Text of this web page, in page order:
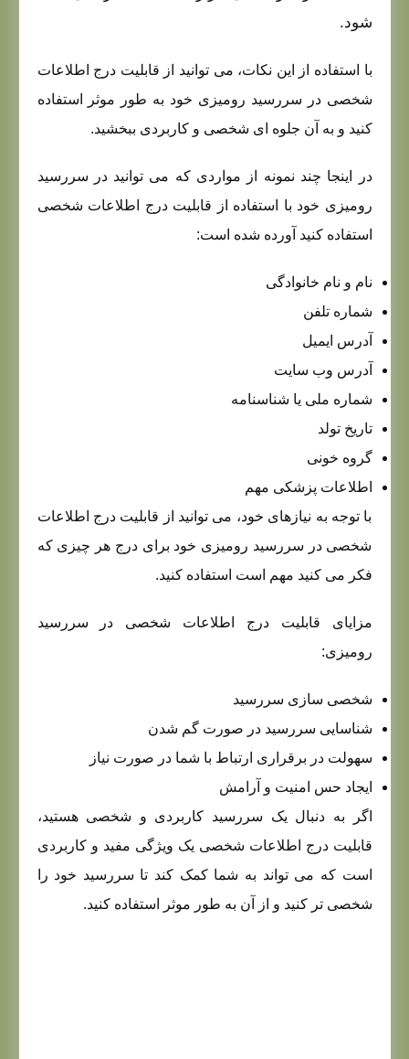
شود.
با استفاده از این نکات، می توانید از قابلیت درج اطلاعات
شخصی در سررسید رومیزی خود به طور موثر استفاده
کنید و به آن جلوه ای شخصی و کاربردی ببخشید.
در اینجا چند نمونه از مواردی که می توانید در سررسید
رومیزی خود با استفاده از قابلیت درج اطلاعات شخصی
استفاده کنید آورده شده است:
نام و نام خانوادگی
شماره تلفن
آدرس ایمیل
آدرس وب سایت
شماره ملی یا شناسنامه
تاریخ تولد
گروه خونی
اطلاعات پزشکی مهم
با توجه به نیازهای خود، می توانید از قابلیت درج اطلاعات
شخصی در سررسید رومیزی خود برای درج هر چیزی که
فکر می کنید مهم است استفاده کنید.
مزایای قابلیت درج اطلاعات شخصی در سررسید
رومیزی:
شخصی سازی سررسید
شناسایی سررسید در صورت گم شدن
سهولت در برقراری ارتباط با شما در صورت نیاز
ایجاد حس امنیت و آرامش
اگر به دنبال یک سررسید کاربردی و شخصی هستید،
قابلیت درج اطلاعات شخصی یک ویژگی مفید و کاربردی
است که می تواند به شما کمک کند تا سررسید خود را
شخصی تر کنید و از آن به طور موثر استفاده کنید.